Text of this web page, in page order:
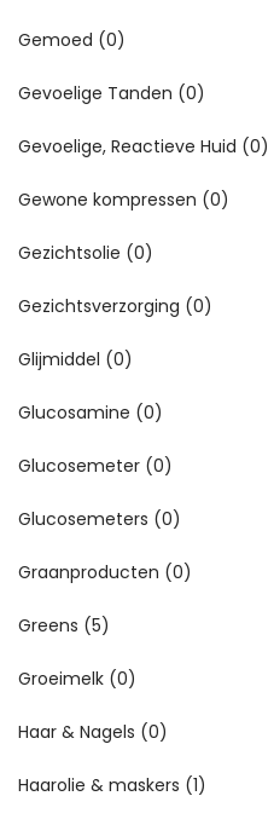
Gemoed (0)
Gevoelige Tanden (0)
Gevoelige, Reactieve Huid (0)
Gewone kompressen (0)
Gezichtsolie (0)
Gezichtsverzorging (0)
Glijmiddel (0)
Glucosamine (0)
Glucosemeter (0)
Glucosemeters (0)
Graanproducten (0)
Greens (5)
Groeimelk (0)
Haar & Nagels (0)
Haarolie & maskers (1)